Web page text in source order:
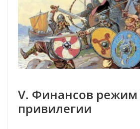
V. Финансов режим
привилегии